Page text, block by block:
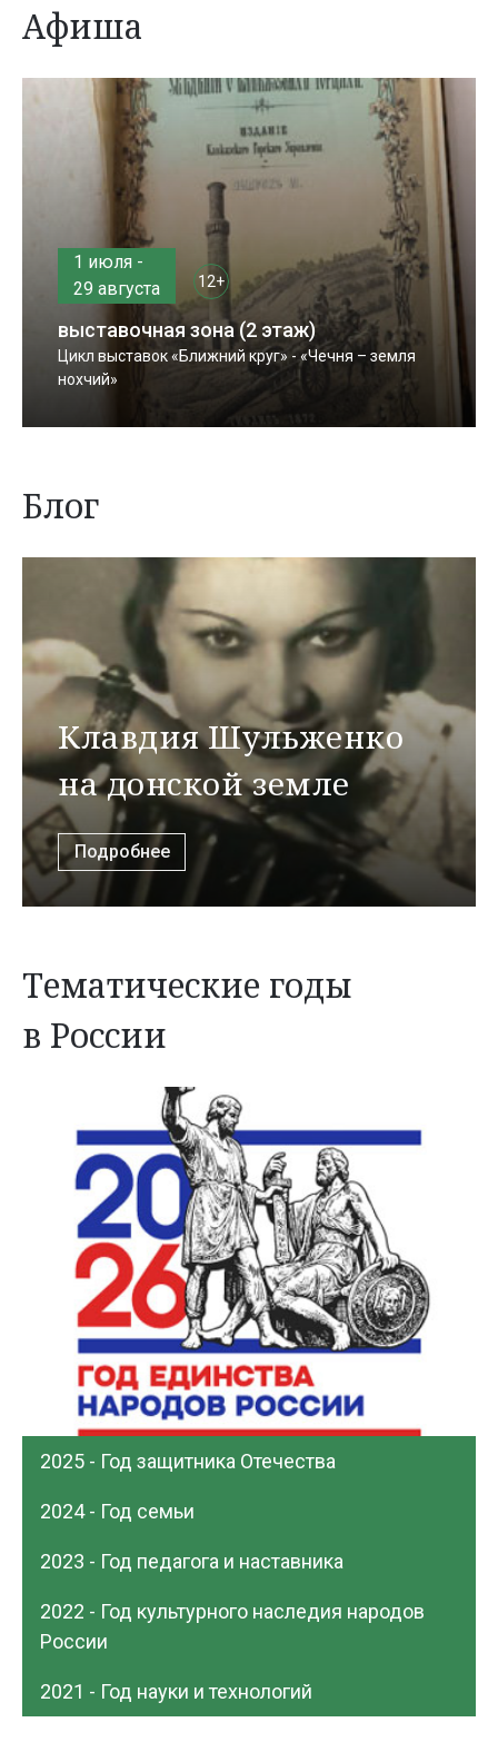
Афиша
1 июля -
29 августа
12+
выставочная зона (2 этаж)
Цикл выставок «Ближний круг» - «Чечня – земля
нохчий»
Блог
Клавдия Шульженко
на донской земле
Подробнее
Тематические годы
в России
2025 - Год защитника Отечества
2024 - Год семьи
2023 - Год педагога и наставника
2022 - Год культурного наследия народов
России
2021 - Год науки и технологий